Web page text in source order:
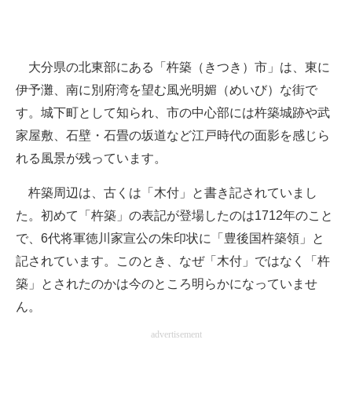
大分県の北東部にある「杵築（きつき）市」は、東に
伊予灘、南に別府湾を望む風光明媚（めいび）な街で
す。城下町として知られ、市の中心部には杵築城跡や武
家屋敷、石壁・石畳の坂道など江戸時代の面影を感じら
れる風景が残っています。
杵築周辺は、古くは「木付」と書き記されていまし
た。初めて「杵築」の表記が登場したのは1712年のこと
で、6代将軍徳川家宣公の朱印状に「豊後国杵築領」と
記されています。このとき、なぜ「木付」ではなく「杵
築」とされたのかは今のところ明らかになっていませ
ん。
advertisement